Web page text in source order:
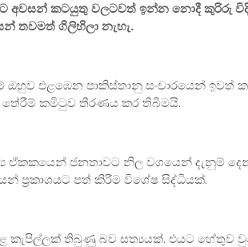
අවසන් කටයුතු වලටවත් ඉන්න නොදී කුරිරු
තවමත් ගිලිහිලා නැහැ.
එළඹෙන පාකිස්තානු සංචාරයෙන් ඉවත්
තේරීම් කමිටුව තීරණය කර තිබීමයි.
ඒකකයෙන් ජනතාවට නිල වශයෙන් දැනුම්
ප්‍රකාශයට පත් කිරීම විශේෂ සිද්ධියක්.
කැපිල්ලක් තිබුණු බව සත්‍යයක්. එයට හේතුව